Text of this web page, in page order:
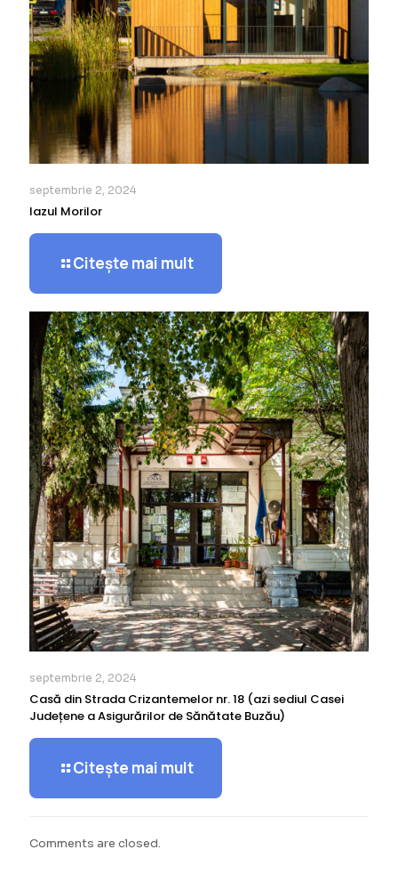
septembrie 2, 2024
Iazul Morilor
Citește mai mult
septembrie 2, 2024
Casă din Strada Crizantemelor nr. 18 (azi sediul Casei
Județene a Asigurărilor de Sănătate Buzău)
Citește mai mult
Comments are closed.